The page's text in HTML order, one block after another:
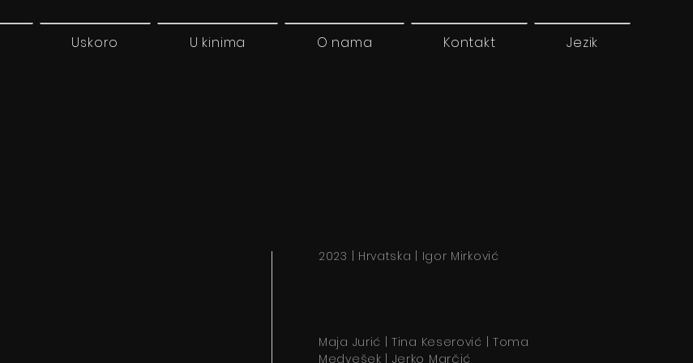
Uskoro U kinima O nama Kontakt Jezik
2023 | Hrvatska | Igor Mirković
Maja Jurić | Tina Keserović | Toma
Medvešek | Jerko Marčić